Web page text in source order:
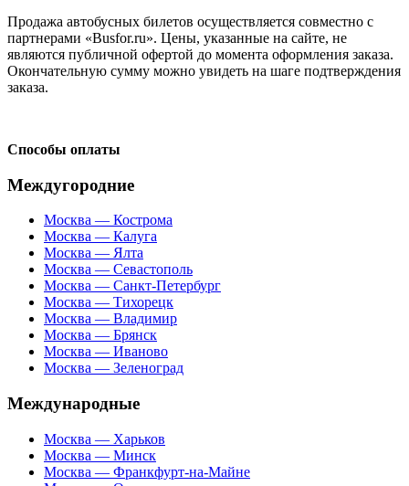
Продажа автобусных билетов осуществляется совместно с
партнерами «Busfor.ru». Цены, указанные на сайте, не
являются публичной офертой до момента оформления заказа.
Окончательную сумму можно увидеть на шаге подтверждения
заказа.
Способы оплаты
Междугородние
Москва — Кострома
Москва — Калуга
Москва — Ялта
Москва — Севастополь
Москва — Санкт-Петербург
Москва — Тихорецк
Москва — Владимир
Москва — Брянск
Москва — Иваново
Москва — Зеленоград
Международные
Москва — Харьков
Москва — Минск
Москва — Франкфурт-на-Майне